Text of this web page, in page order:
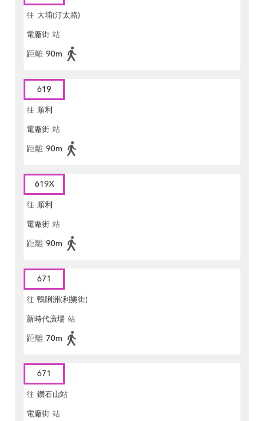
往 大埔(汀太路)
電廠街 站
距離 90m
619
往 順利
電廠街 站
距離 90m
619X
往 順利
電廠街 站
距離 90m
671
往 鴨脷洲(利樂街)
新時代廣場 站
距離 70m
671
往 鑽石山站
電廠街 站